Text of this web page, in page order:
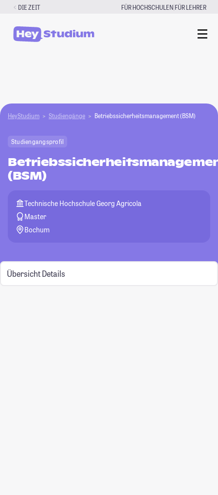
Zum
springen
DIE ZEIT FÜR HOCHSCHULEN|FÜR LEHRER
HeyStudium Studiengänge Betriebssicherheitsmanagement (BSM)
Studiengangsprofil
(BSM)
Technische Hochschule Georg Agricola
Master
Bochum
Übersicht Details